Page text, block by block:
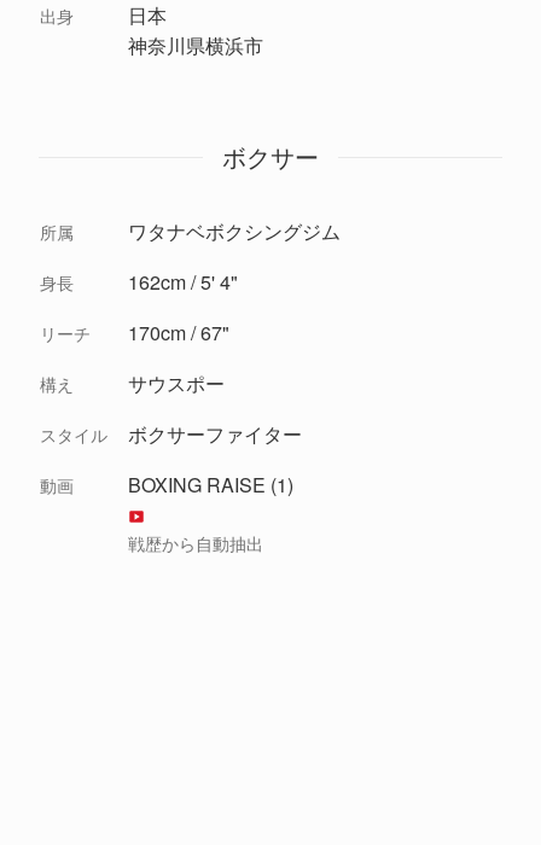
出身
日本
神奈川県横浜市
ボクサー
所属 ワタナベボクシングジム
身長 162cm / 5' 4"
リーチ 170cm / 67"
構え サウスポー
スタイル ボクサーファイター
動画 BOXING RAISE (1)
戦歴から自動抽出